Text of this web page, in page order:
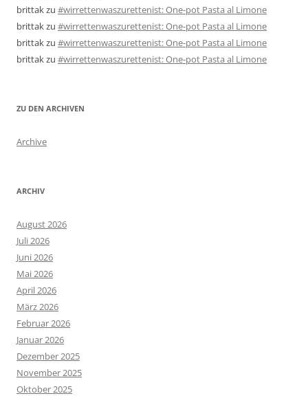
brittakzu #wirrettenwaszurettenist: One-pot Pasta al Limone
brittakzu #wirrettenwaszurettenist: One-pot Pasta al Limone
brittakzu #wirrettenwaszurettenist: One-pot Pasta al Limone
brittakzu #wirrettenwaszurettenist: One-pot Pasta al Limone
ZU DEN ARCHIVEN
Archive
ARCHIV
August 2026
Juli 2026
Juni 2026
Mai 2026
April 2026
März 2026
Februar 2026
Januar 2026
Dezember 2025
November 2025
Oktober 2025